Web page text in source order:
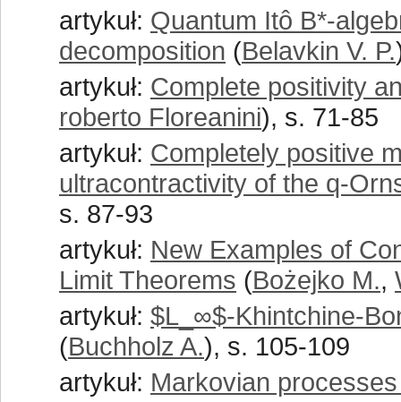
artykuł: Quantum Itô B*-
decomposition (Belavkin V. P.
artykuł: Complete positivity
roberto Floreanini), s. 71-85
artykuł: Completely positive
ultracontractivity of the q-
s. 87-93
artykuł: New Examples of
Limit Theorems (Bożejko M.,
artykuł: $L_∞$-Khintchine-
(Buchholz A.), s. 105-109
artykuł: Markovian